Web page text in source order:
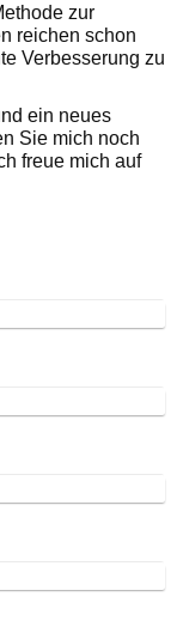
zur
reichen schon
Verbesserung zu
ein neues
Sie mich noch
freue mich auf